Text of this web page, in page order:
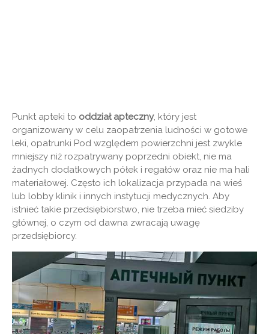
Punkt apteki to oddział apteczny, który jest
organizowany w celu zaopatrzenia ludności w gotowe
leki, opatrunki Pod względem powierzchni jest zwykle
mniejszy niż rozpatrywany poprzedni obiekt, nie ma
żadnych dodatkowych półek i regałów oraz nie ma hali
materiałowej. Często ich lokalizacja przypada na wieś
lub lobby klinik i innych instytucji medycznych. Aby
istnieć takie przedsiębiorstwo, nie trzeba mieć siedziby
głównej, o czym od dawna zwracają uwagę
przedsiębiorcy.